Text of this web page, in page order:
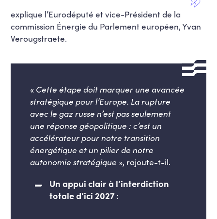
explique l’Eurodéputé etvice-Président de la
commission Énergie du Parlement européen,Yvan
Verougstraete.
« Cette étape doit marquer une avancée
stratégique pour l’Europe. La rupture
avec le gaz russe n’est pas seulement
une réponse géopolitique : c’est un
accélérateur pour notre transition
énergétique et un pilier de notre
autonomie stratégique », rajoute-t-il.
Un appui clair à l’interdiction
totale d’ici 2027 :